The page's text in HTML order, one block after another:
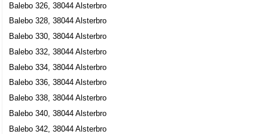
Balebo 326, 38044 Alsterbro
Balebo 328, 38044 Alsterbro
Balebo 330, 38044 Alsterbro
Balebo 332, 38044 Alsterbro
Balebo 334, 38044 Alsterbro
Balebo 336, 38044 Alsterbro
Balebo 338, 38044 Alsterbro
Balebo 340, 38044 Alsterbro
Balebo 342, 38044 Alsterbro